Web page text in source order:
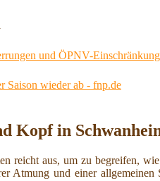
und ÖPNV-
Saison wieder ab - fnp.de
Kopf in
reicht aus, um zu begreifen,
Atmung und einer